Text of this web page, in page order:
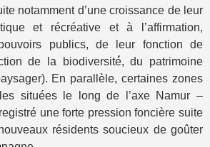
notamment d’une croissance de leur
et récréative et à l’affirmation,
publics, de leur fonction de
de la biodiversité́, du patrimoine
En parallèle, certaines zones
situées le long de l’axe Namur –
une forte pression foncière suite
résidents soucieux de goûter